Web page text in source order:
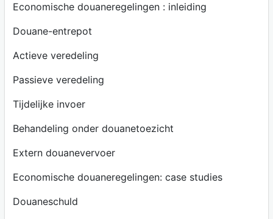
Economische douaneregelingen : inleiding
Douane-entrepot
Actieve veredeling
Passieve veredeling
Tijdelijke invoer
Behandeling onder douanetoezicht
Extern douanevervoer
Economische douaneregelingen: case studies
Douaneschuld